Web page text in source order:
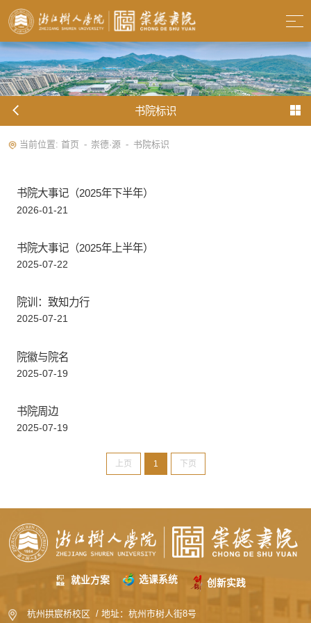
书院标识
当前位置:首页 - 崇德·源 - 书院标识
书院大事记（2025年下半年）
2026-01-21
书院大事记（2025年上半年）
2025-07-22
院训：致知力行
2025-07-21
院徽与院名
2025-07-19
书院周边
2025-07-19
上页 1 下页
就业方案 选课系统 创新实践
杭州拱宸桥校区 / 地址：杭州市树人街8号